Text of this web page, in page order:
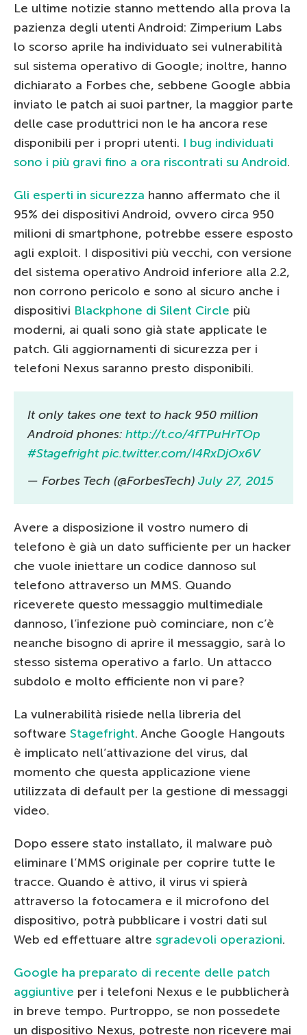
Le ultime notizie stanno mettendo alla prova la
pazienza degli utenti Android: Zimperium Labs
lo scorso aprile ha individuato sei vulnerabilità
sul sistema operativo di Google; inoltre, hanno
dichiarato a Forbes che, sebbene Google abbia
inviato le patch ai suoi partner, la maggior parte
delle case produttrici non le ha ancora rese
disponibili per i propri utenti. I bug individuati
sono i più gravi fino a ora riscontrati su Android.
Gli esperti in sicurezza hanno affermato che il
95% dei dispositivi Android, ovvero circa 950
milioni di smartphone, potrebbe essere esposto
agli exploit. I dispositivi più vecchi, con versione
del sistema operativo Android inferiore alla 2.2,
non corrono pericolo e sono al sicuro anche i
dispositivi Blackphone di Silent Circle più
moderni, ai quali sono già state applicate le
patch. Gli aggiornamenti di sicurezza per i
telefoni Nexus saranno presto disponibili.
It only takes one text to hack 950 million
Android phones: http://t.co/4fTPuHrTOp
#Stagefright pic.twitter.com/I4RxDjOx6V
— Forbes Tech (@ForbesTech) July 27, 2015
Avere a disposizione il vostro numero di
telefono è già un dato sufficiente per un hacker
che vuole iniettare un codice dannoso sul
telefono attraverso un MMS. Quando
riceverete questo messaggio multimediale
dannoso, l’infezione può cominciare, non c’è
neanche bisogno di aprire il messaggio, sarà lo
stesso sistema operativo a farlo. Un attacco
subdolo e molto efficiente non vi pare?
La vulnerabilità risiede nella libreria del
software Stagefright. Anche Google Hangouts
è implicato nell’attivazione del virus, dal
momento che questa applicazione viene
utilizzata di default per la gestione di messaggi
video.
Dopo essere stato installato, il malware può
eliminare l’MMS originale per coprire tutte le
tracce. Quando è attivo, il virus vi spierà
attraverso la fotocamera e il microfono del
dispositivo, potrà pubblicare i vostri dati sul
Web ed effettuare altre sgradevoli operazioni.
Google ha preparato di recente delle patch
aggiuntive per i telefoni Nexus e le pubblicherà
in breve tempo. Purtroppo, se non possedete
un dispositivo Nexus, potreste non ricevere mai